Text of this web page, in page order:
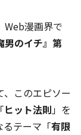
Web漫画界で
男のイチ』第
このエピソー
ヒット法則」を
テーマ「有限